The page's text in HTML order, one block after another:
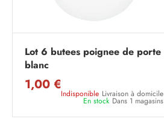
Lot 6 butees poignee de porte
blanc
1,00 €
Indisponible Livraison à domicile
En stock Dans 1 magasins